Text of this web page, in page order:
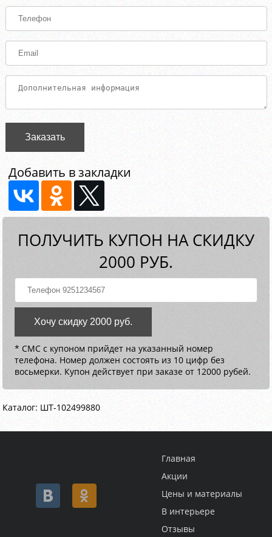
Заказать
Добавить в закладки
ПОЛУЧИТЬ КУПОН НА СКИДКУ
2000 РУБ.
Хочу скидку 2000 руб.
* СМС с купоном прийдет на указанный номер
телефона. Номер должен состоять из 10 цифр без
восьмерки. Купон действует при заказе от 12000 рубей.
Каталог: ШТ-102499880
Главная
Акции
Цены и материалы
В интерьере
Отзывы